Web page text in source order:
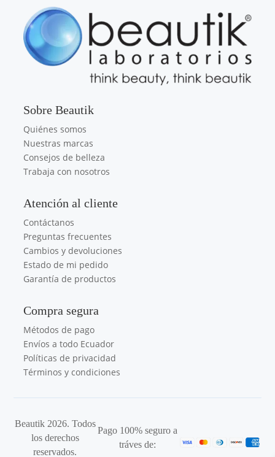
Sobre Beautik
Quiénes somos
Nuestras marcas
Consejos de belleza
Trabaja con nosotros
Atención al cliente
Contáctanos
Preguntas frecuentes
Cambios y devoluciones
Estado de mi pedido
Garantía de productos
Compra segura
Métodos de pago
Envíos a todo Ecuador
Políticas de privacidad
Términos y condiciones
Beautik 2026. Todos
los derechos
reservados.
Pago 100% seguro a
tráves de: